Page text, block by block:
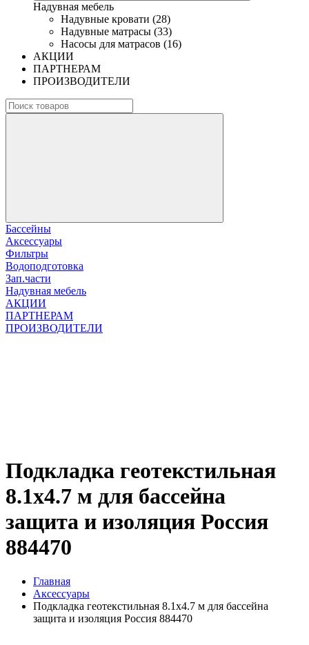
Надувная мебель
Надувные кровати (28)
Надувные матрасы (33)
Насосы для матрасов (16)
АКЦИИ
ПАРТНЕРАМ
ПРОИЗВОДИТЕЛИ
Бассейны
Аксессуары
Фильтры
Водоподготовка
Зап.части
Надувная мебель
АКЦИИ
ПАРТНЕРАМ
ПРОИЗВОДИТЕЛИ
Подкладка геотекстильная
8.1х4.7 м для бассейна
защита и изоляция Россия
884470
Главная
Аксессуары
Подкладка геотекстильная 8.1х4.7 м для бассейна
защита и изоляция Россия 884470